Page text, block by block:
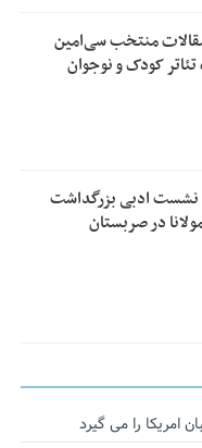
منتخب سی‌امین
کودک و نوجوان
نشست ادبی بزرگداشت
در صربستان
امریکا را می گیرد